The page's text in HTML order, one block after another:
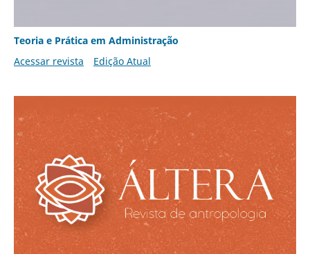
Teoria e Prática em Administração
Acessar revista
Edição Atual